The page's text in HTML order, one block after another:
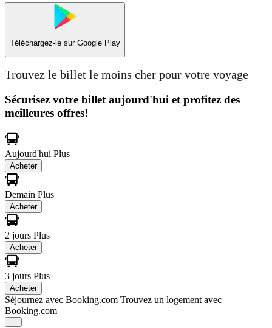
Téléchargez-le sur Google Play
Trouvez le billet le moins cher pour votre voyage
Sécurisez votre billet aujourd'hui et profitez des
meilleures offres!
Aujourd'hui Plus
Acheter
Demain Plus
Acheter
2 jours Plus
Acheter
3 jours Plus
Acheter
Séjournez avec Booking.com Trouvez un logement avec
Booking.com